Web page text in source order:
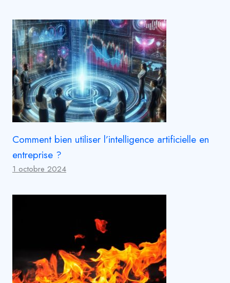
Comment bien utiliser l’intelligence artificielle en
entreprise ?
1 octobre 2024